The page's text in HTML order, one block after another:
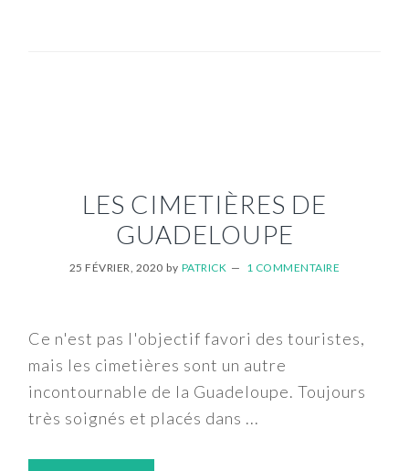
LES CIMETIÈRES DE
GUADELOUPE
25 FÉVRIER, 2020 by PATRICK 1 COMMENTAIRE
Ce n'est pas l'objectif favori des touristes,
mais les cimetières sont un autre
incontournable de la Guadeloupe. Toujours
très soignés et placés dans ...